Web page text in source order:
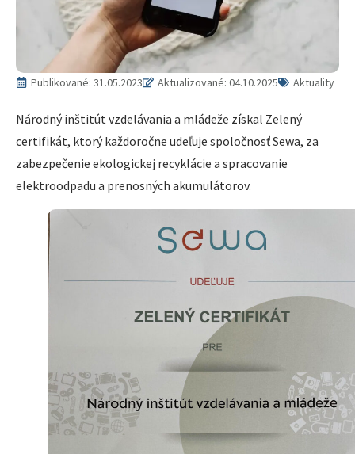
Publikované: 31.05.2023 Aktualizované: 04.10.2025 Aktuality
Národný inštitút vzdelávania a mládeže získal Zelený
certifikát, ktorý každoročne udeľuje spoločnosť Sewa, za
zabezpečenie ekologickej recyklácie a spracovanie
elektroodpadu a prenosných akumulátorov.